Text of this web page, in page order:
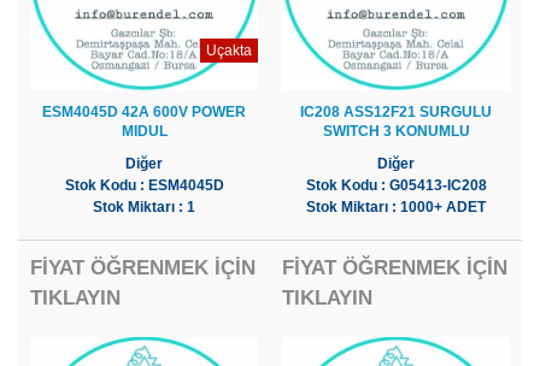
Uçakta
ESM4045D 42A 600V POWER
MIDUL
Diğer
Stok Kodu : ESM4045D
Stok Miktarı : 1
FİYAT ÖĞRENMEK İÇİN
TIKLAYIN
IC208 ASS12F21 SURGULU
SWITCH 3 KONUMLU
Diğer
Stok Kodu : G05413-IC208
Stok Miktarı : 1000+ ADET
FİYAT ÖĞRENMEK İÇİN
TIKLAYIN